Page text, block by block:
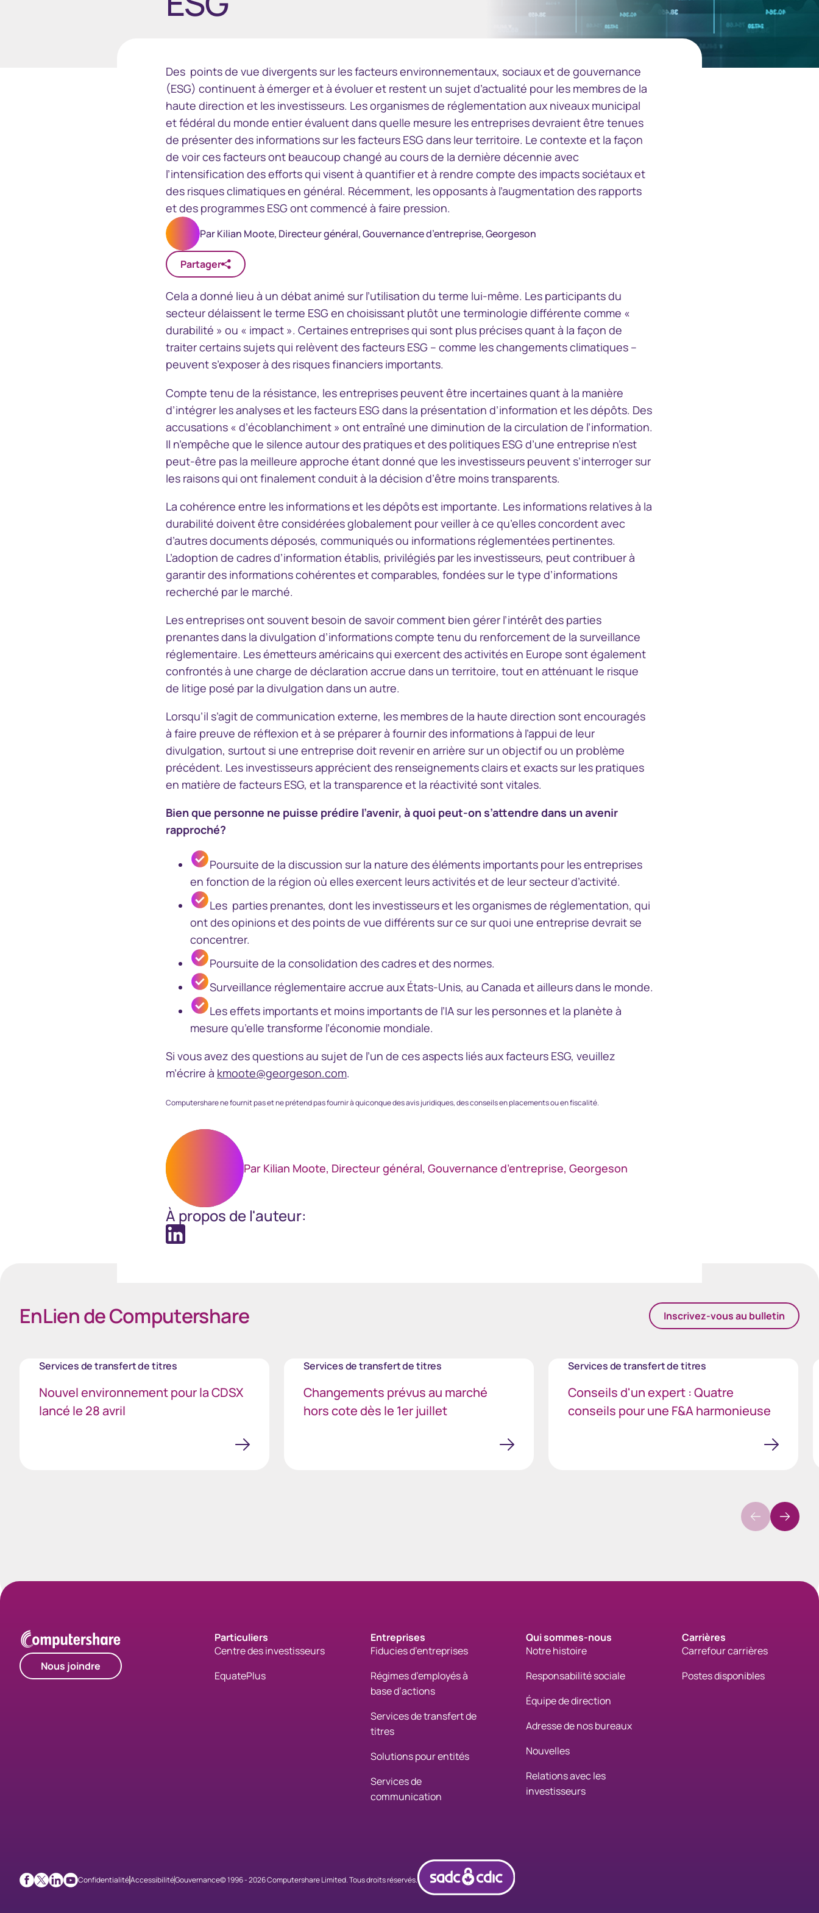
Accéder au Centre de rapports
sur les actifs
中国香港 (简体中文)
Deutschland
España
Italia
South Africa
Schweiz (Deutsch)
Switzerland (English)
Sverige
United Kingdom
United States
Corporate
Des points de vue divergents sur les facteurs environnementaux, sociaux et de gouvernance
(ESG) continuent à émerger et à évoluer et restent un sujet d’actualité pour les membres de la
haute direction et les investisseurs. Les organismes de réglementation aux niveaux municipal
et fédéral du monde entier évaluent dans quelle mesure les entreprises devraient être tenues
de présenter des informations sur les facteurs ESG dans leur territoire. Le contexte et la façon
de voir ces facteurs ont beaucoup changé au cours de la dernière décennie avec
l’intensification des efforts qui visent à quantifier et à rendre compte des impacts sociétaux et
des risques climatiques en général. Récemment, les opposants à l’augmentation des rapports
et des programmes ESG ont commencé à faire pression.
ParKilian Moote, Directeur général, Gouvernance d’entreprise, Georgeson
Partager
Cela a donné lieu à un débat animé sur l’utilisation du terme lui-même. Les participants du
secteur délaissent le terme ESG en choisissant plutôt une terminologie différente comme «
durabilité » ou « impact ». Certaines entreprises qui sont plus précises quant à la façon de
traiter certains sujets qui relèvent des facteurs ESG – comme les changements climatiques –
peuvent s’exposer à des risques financiers importants.
Compte tenu de la résistance, les entreprises peuvent être incertaines quant à la manière
d’intégrer les analyses et les facteurs ESG dans la présentation d’information et les dépôts. Des
accusations « d’écoblanchiment » ont entraîné une diminution de la circulation de l’information.
Il n’empêche que le silence autour des pratiques et des politiques ESG d’une entreprise n’est
peut-être pas la meilleure approche étant donné que les investisseurs peuvent s’interroger sur
les raisons qui ont finalement conduit à la décision d’être moins transparents.
La cohérence entre les informations et les dépôts est importante. Les informations relatives à la
durabilité doivent être considérées globalement pour veiller à ce qu’elles concordent avec
d’autres documents déposés, communiqués ou informations réglementées pertinentes.
L’adoption de cadres d’information établis, privilégiés par les investisseurs, peut contribuer à
garantir des informations cohérentes et comparables, fondées sur le type d’informations
recherché par le marché.
Les entreprises ont souvent besoin de savoir comment bien gérer l’intérêt des parties
prenantes dans la divulgation d’informations compte tenu du renforcement de la surveillance
réglementaire. Les émetteurs américains qui exercent des activités en Europe sont également
confrontés à une charge de déclaration accrue dans un territoire, tout en atténuant le risque
de litige posé par la divulgation dans un autre.
Lorsqu’il s’agit de communication externe, les membres de la haute direction sont encouragés
à faire preuve de réflexion et à se préparer à fournir des informations à l’appui de leur
divulgation, surtout si une entreprise doit revenir en arrière sur un objectif ou un problème
précédent. Les investisseurs apprécient des renseignements clairs et exacts sur les pratiques
en matière de facteurs ESG, et la transparence et la réactivité sont vitales.
Bien que personne ne puisse prédire l’avenir, à quoi peut-on s’attendre dans un avenir
rapproché?
Poursuite de la discussion sur la nature des éléments importants pour les entreprises
en fonction de la région où elles exercent leurs activités et de leur secteur d’activité.
Les parties prenantes, dont les investisseurs et les organismes de réglementation, qui
ont des opinions et des points de vue différents sur ce sur quoi une entreprise devrait se
concentrer.
Poursuite de la consolidation des cadres et des normes.
Surveillance réglementaire accrue aux États-Unis, au Canada et ailleurs dans le monde.
Les effets importants et moins importants de l’IA sur les personnes et la planète à
mesure qu’elle transforme l’économie mondiale.
Si vous avez des questions au sujet de l’un de ces aspects liés aux facteurs ESG, veuillez
m’écrire à kmoote@georgeson.com.
Computershare ne fournit pas et ne prétend pas fournir à quiconque des avis juridiques, des conseils en placements ou en fiscalité.
Par Kilian Moote, Directeur général, Gouvernance d’entreprise, Georgeson
À propos de l'auteur:
EnLien de Computershare Inscrivez-vous au bulletin
Services de transfert de titres
Nouvel environnement pour la CDSX
lancé le 28 avril
Services de transfert de titres
Changements prévus au marché
hors cote dès le 1er juillet
Services de transfert de titres
Conseils d'un expert : Quatre
conseils pour une F&A harmonieuse
Nous joindre
Particuliers
Centre des investisseurs
EquatePlus
Entreprises
Fiducies d’entreprises
Régimes d’employés à
base d’actions
Services de transfert de
titres
Solutions pour entités
Services de
communication
Qui sommes-nous
Notre histoire
Responsabilité sociale
Équipe de direction
Adresse de nos bureaux
Nouvelles
Relations avec les
investisseurs
Carrières
Carrefour carrières
Postes disponibles
Facebook
X LinkedIn
Youtube
ConfidentialitéAccessibilitéGouvernance© 1996 - 2026 Computershare Limited. Tous droits réservés.